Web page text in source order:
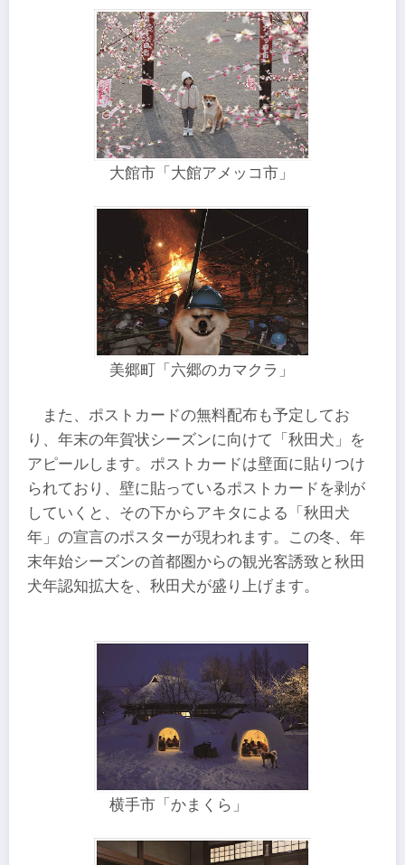
大館市「大館アメッコ市」
美郷町「六郷のカマクラ」
また、ポストカードの無料配布も予定してお
り、年末の年賀状シーズンに向けて「秋田犬」を
アピールします。ポストカードは壁面に貼りつけ
られており、壁に貼っているポストカードを剥が
していくと、その下からアキタによる「秋田犬
年」の宣言のポスターが現われます。この冬、年
末年始シーズンの首都圏からの観光客誘致と秋田
犬年認知拡大を、秋田犬が盛り上げます。
横手市「かまくら」